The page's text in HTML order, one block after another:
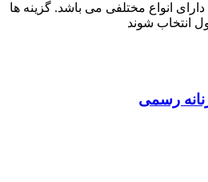
انواع مختلفی می باشد. گزینه ها
انتخاب شوند